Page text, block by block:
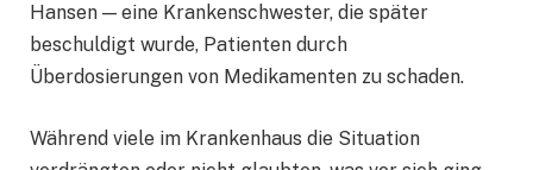
Hansen — eine Krankenschwester, die später
beschuldigt wurde, Patienten durch
Überdosierungen von Medikamenten zu schaden.
Während viele im Krankenhaus die Situation